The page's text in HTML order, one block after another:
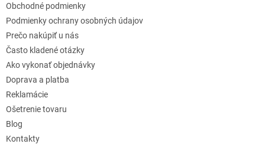
Obchodné podmienky
Podmienky ochrany osobných údajov
Prečo nakúpiť u nás
Často kladené otázky
Ako vykonať objednávky
Doprava a platba
Reklamácie
Ošetrenie tovaru
Blog
Kontakty